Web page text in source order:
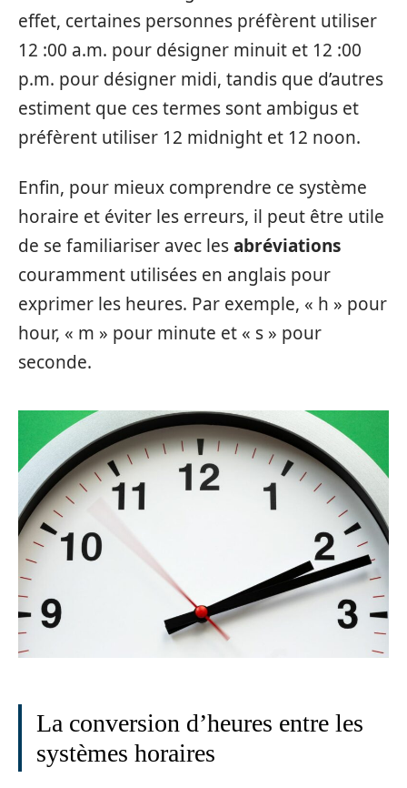
effet, certaines personnes préfèrent utiliser
12 :00 a.m. pour désigner minuit et 12 :00
p.m. pour désigner midi, tandis que d’autres
estiment que ces termes sont ambigus et
préfèrent utiliser 12 midnight et 12 noon.
Enfin, pour mieux comprendre ce système
horaire et éviter les erreurs, il peut être utile
de se familiariser avec lesabréviations
couramment utilisées en anglais pour
exprimer les heures. Par exemple, « h » pour
hour, « m » pour minute et « s » pour
seconde.
La conversion d’heures entre les
systèmes horaires